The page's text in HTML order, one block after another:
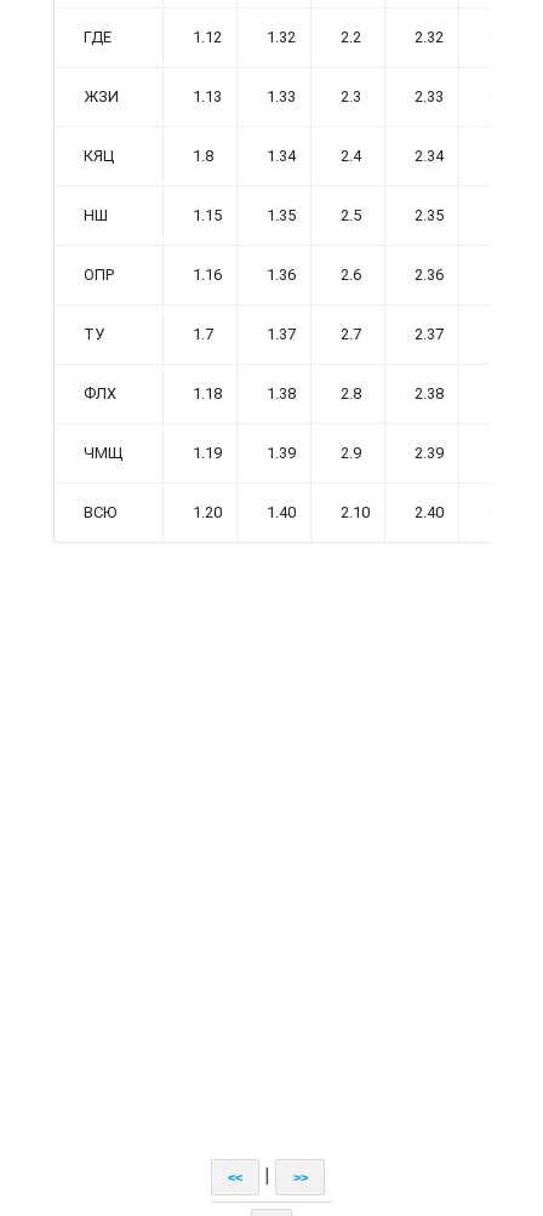
ГДЕ 1.12 1.32 2.2 2.32
ЖЗИ 1.13 1.33 2.3 2.33
КЯЦ 1.8 1.34 2.4 2.34
НШ 1.15 1.35 2.5 2.35
ОПР 1.16 1.36 2.6 2.36
ТУ 1.7 1.37 2.7 2.37
ФЛХ 1.18 1.38 2.8 2.38
ЧМЩ 1.19 1.39 2.9 2.39
ВСЮ 1.20 1.40 2.10 2.40
<< >>